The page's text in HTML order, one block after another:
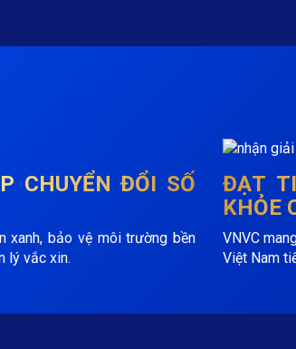
CHUYỂN ĐỔI SỐ
xanh, bảo vệ môi trường bền
lý vắc xin.
ĐẠT
KHỎE
VNVC
Việt Nam